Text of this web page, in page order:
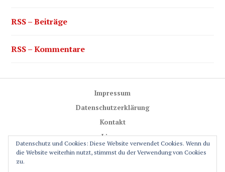
RSS – Beiträge
RSS – Kommentare
Impressum
Datenschutzerklärung
Kontakt
Lizenz
Trail-Rules
Datenschutz und Cookies: Diese Website verwendet Cookies. Wenn du
die Website weiterhin nutzt, stimmst du der Verwendung von Cookies
zu.